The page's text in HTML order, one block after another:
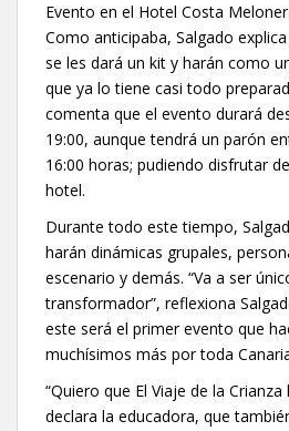
Evento en el Hotel Costa
Como anticipaba, Salgado
se les dará un kit y harán como
que ya lo tiene casi todo
comenta que el evento durará
19:00, aunque tendrá un parón
16:00 horas; pudiendo disfrutar
hotel.
Durante todo este tiempo,
harán dinámicas grupales,
escenario y demás. “Va a ser
transformador”, reflexiona
este será el primer evento que
muchísimos más por toda
“Quiero que El Viaje de la
declara la educadora, que